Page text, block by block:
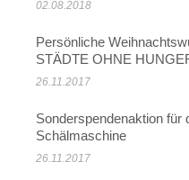
02.08.2018
Persönliche
STÄDTE OHNE
26.11.2017
Sonderspendenaktion für
Schälmaschine
26.11.2017